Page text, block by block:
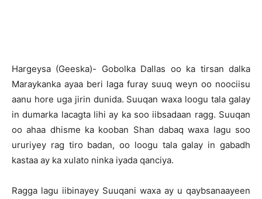
Hargeysa (Geeska)- Gobolka Dallas oo ka tirsan dalka
Maraykanka ayaa beri laga furay suuq weyn oo noociisu
aanu hore uga jirin dunida. Suuqan waxa loogu tala galay
in dumarka lacagta lihi ay ka soo iibsadaan ragg. Suuqan
oo ahaa dhisme ka kooban Shan dabaq waxa lagu soo
ururiyey rag tiro badan, oo loogu tala galay in gabadh
kastaa ay ka xulato ninka iyada qanciya.
Ragga lagu iibinayey Suuqani waxa ay u qaybsanaayeen